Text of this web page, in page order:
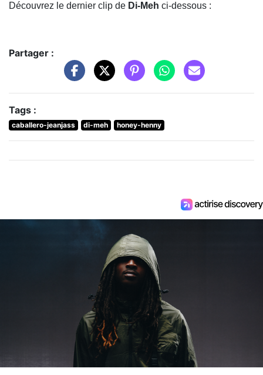
Découvrez le dernier clip de Di-Meh ci-dessous :
Partager :
Tags :
caballero-jeanjass di-meh honey-henny